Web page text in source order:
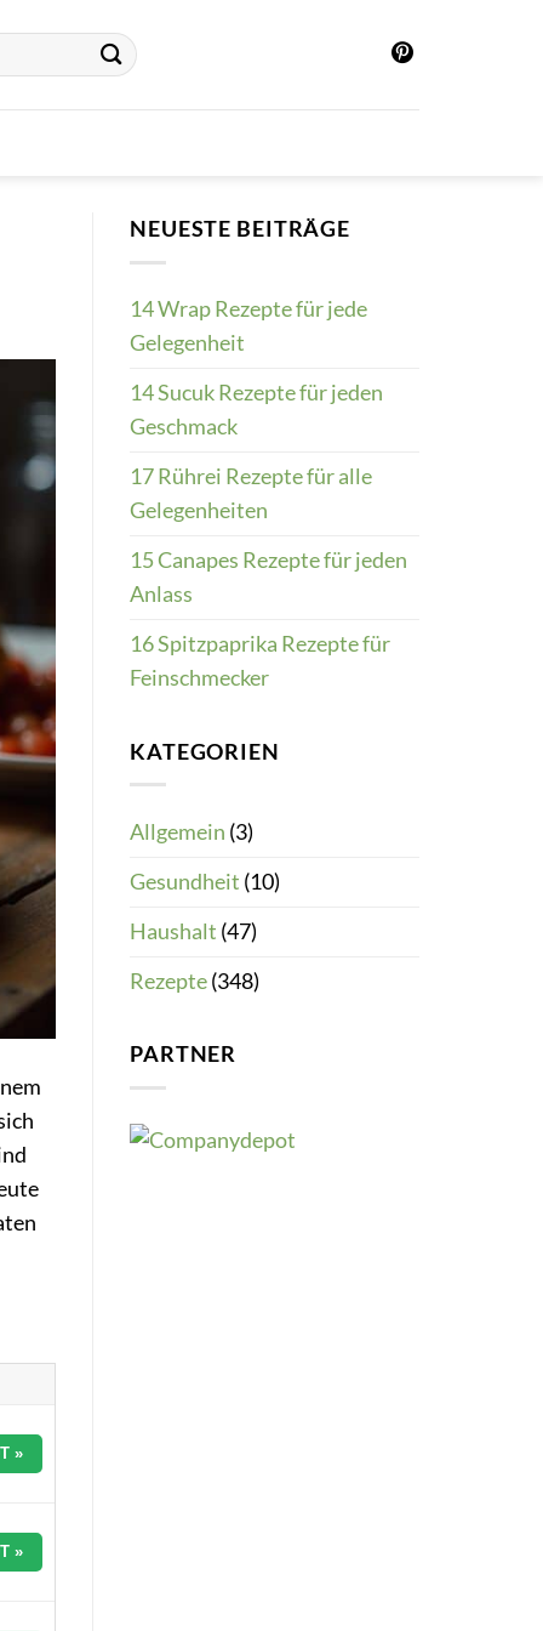
»
»
NEUESTE BEITRÄGE
14 Wrap Rezepte für jede
Gelegenheit
14 Sucuk Rezepte für jeden
Geschmack
17 Rührei Rezepte für alle
Gelegenheiten
15 Canapes Rezepte für jeden
Anlass
16 Spitzpaprika Rezepte für
Feinschmecker
KATEGORIEN
Allgemein (3)
Gesundheit (10)
Haushalt (47)
Rezepte(348)
PARTNER